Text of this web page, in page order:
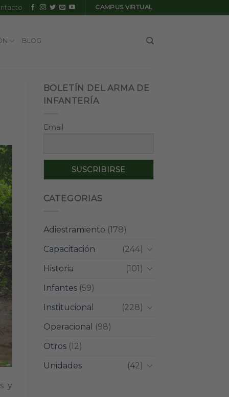
CAMPUS VIRTUAL
BLOG
y
BOLETÍN DEL ARMA DE
INFANTERÍA
Email
CATEGORIAS
Adiestramiento (178)
Capacitación
(244)
Historia
(101)
Infantes(59)
Institucional
(228)
Operacional
(98)
Otros(12)
Unidades
(42)